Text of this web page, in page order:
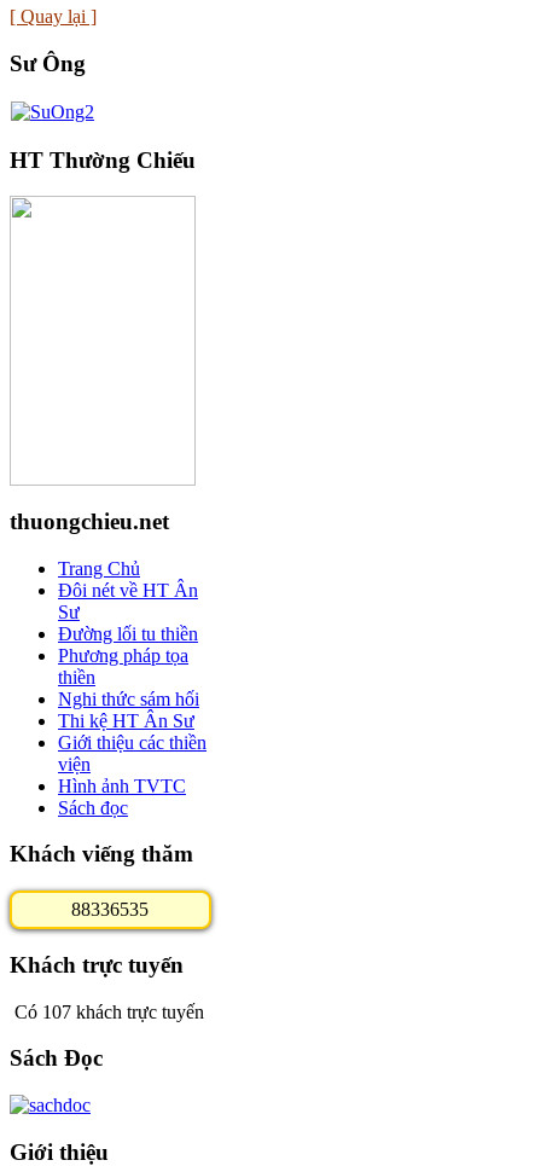
[ Quay lại ]
Sư Ông
HT Thường Chiếu
thuongchieu.net
Trang Chủ
Đôi nét về HT Ân
Sư
Đường lối tu thiền
Phương pháp tọa
thiền
Nghi thức sám hối
Thi kệ HT Ân Sư
Giới thiệu các thiền
viện
Hình ảnh TVTC
Sách đọc
Khách viếng thăm
88336535
Khách trực tuyến
Có 107 khách trực tuyến
Sách Đọc
Giới thiệu